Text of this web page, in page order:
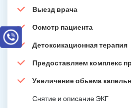
Выезд врача
Осмотр пациента
Детоксикационная терапия
Предоставляем комплекс
Увеличение обьема
Снятие и описание ЭКГ